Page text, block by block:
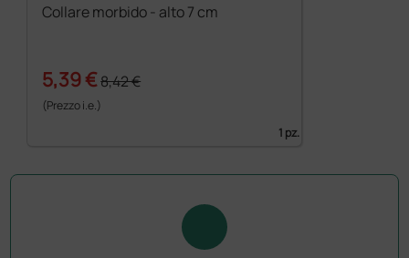
Collare morbido - alto 7 cm
5,39 €8,42 €
(Prezzo i.e.)
1 pz.